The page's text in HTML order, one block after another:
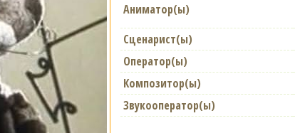
Аниматор(ы)
Сценарист(ы)
Оператор(ы)
Композитор(ы)
Звукооператор(ы)